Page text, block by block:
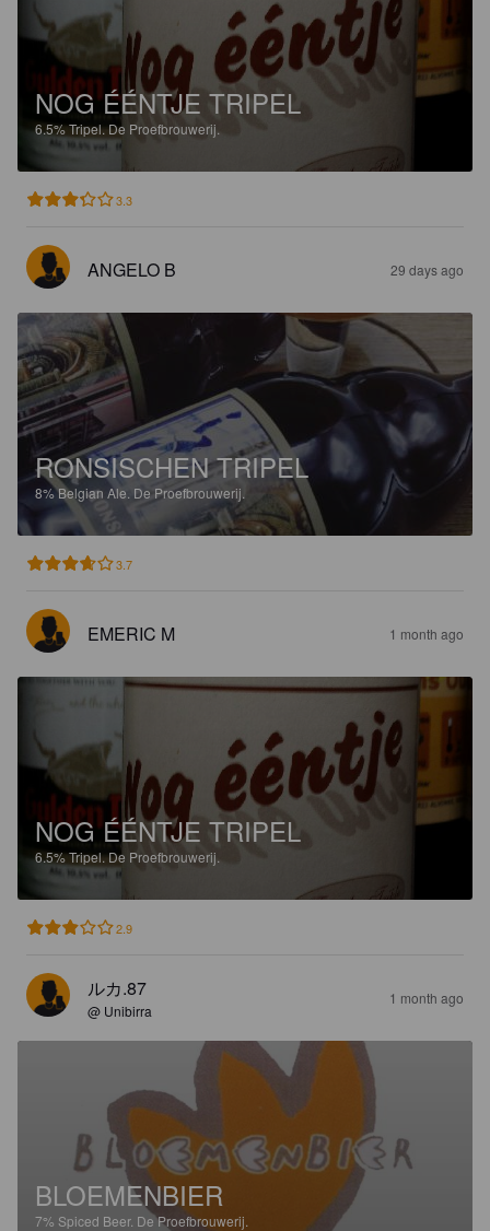
NOG ÉÉNTJE TRIPEL
6.5%Tripel.De Proefbrouwerij.
3.3
ANGELO B 29 days ago
RONSISCHEN TRIPEL
8%Belgian Ale. De Proefbrouwerij.
3.7
EMERIC M 1 month ago
NOG ÉÉNTJE TRIPEL
6.5%Tripel.De Proefbrouwerij.
2.9
ルカ.87
@ Unibirra
1 month ago
BLOEMENBIER
7% Spiced Beer. De Proefbrouwerij.